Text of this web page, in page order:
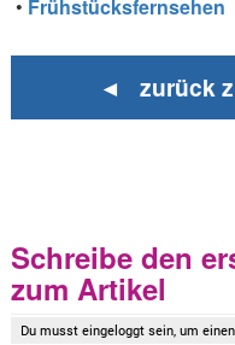
• Frühstücksfernsehen
◄ zurück
Schreibe den
zum Artikel